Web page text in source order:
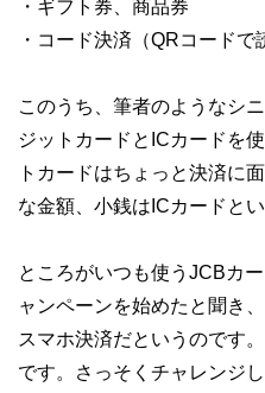
・ギフト券、商品券
・コード決済（QRコードで
このうち、筆者のようなシ
ジットカードとICカードを
トカードはちょっと決済に
な金額、小銭はICカードと
ところがいつも使うJCBカ
ャンペーンを始めたと聞き
スマホ決済だというのです
です。さっそくチャレンジ